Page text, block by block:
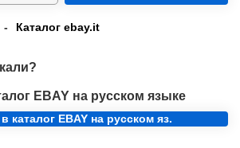
- Каталог ebay.it
EBAY на русском языке
каталог EBAY на русском яз.